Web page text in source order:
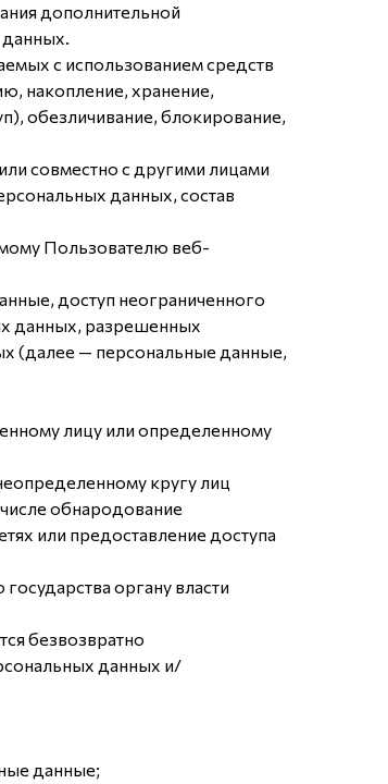
дополнительной
с использованием средств
накопление, хранение,
обезличивание, блокирование,
совместно с другими лицами
данных, состав
Пользователю веб-
доступ неограниченного
данных, разрешенных
(далее — персональные данные,
лицу или определенному
кругу лиц
обнародование
или предоставление доступа
органу власти
безвозвратно
данных и/
данные;